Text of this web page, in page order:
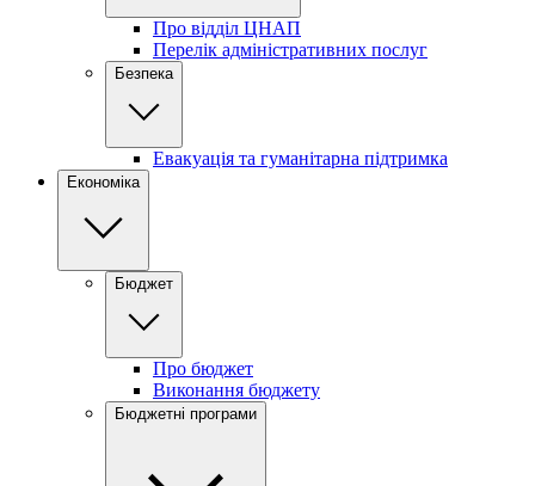
Про відділ ЦНАП
Перелік адміністративних послуг
Безпека
Евакуація та гуманітарна підтримка
Економіка
Бюджет
Про бюджет
Виконання бюджету
Бюджетні програми